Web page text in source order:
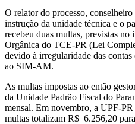
O relator do processo,
instrução da unidade técnica e o
recebeu duas multas, previstas
Orgânica do TCE-PR (Lei
devido à irregularidade das contas
ao SIM-AM.
As multas impostas ao então
da Unidade Padrão Fiscal do
mensal. Em novembro, a UPF-
multas totalizam R$ 6.256,20